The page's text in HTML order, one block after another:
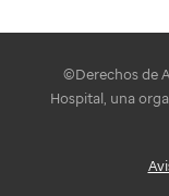
©Derechos de
Hospital, una